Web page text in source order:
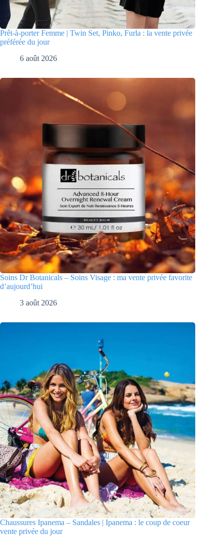
Prêt-à-porter Femme | Twin Set, Pinko, Furla : la vente privée
préférée du jour
6 août 2026
Soins Dr Botanicals – Soins Visage : ma vente privée favorite
d’aujourd’hui
3 août 2026
Chaussures Ipanema – Sandales | Ipanema : le coup de coeur
vente privée du jour